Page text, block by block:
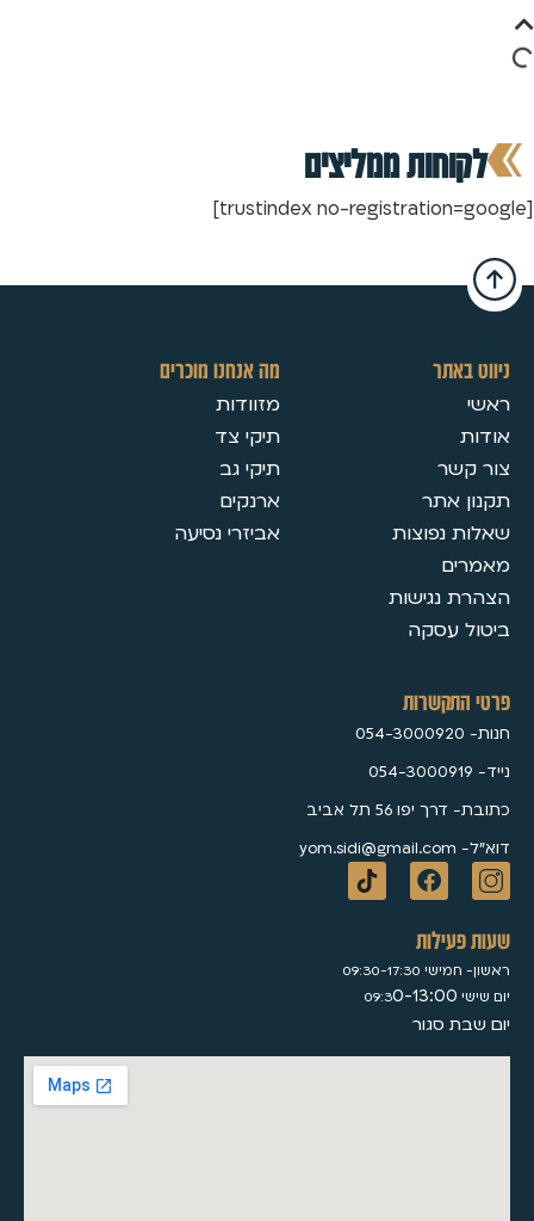
לקוחות ממליצים
[trustindex no-registration=google]
ניווט באתר
ראשי
אודות
צור קשר
תקנון אתר
שאלות נפוצות
מאמרים
הצהרת נגישות
ביטול עסקה
מה אנחנו מוכרים
מזוודות
תיקי צד
תיקי גב
ארנקים
אביזרי נסיעה
פרטי התקשרות
חנות- 054-3000920
נייד- 054-3000919
כתובת- דרך יפו 56 תל אביב
דוא״ל- yom.sidi@gmail.com
שעות פעילות
ראשון- חמישי 09:30-17:30
יום שישי 09:3 0-13:00
יום שבת סגור